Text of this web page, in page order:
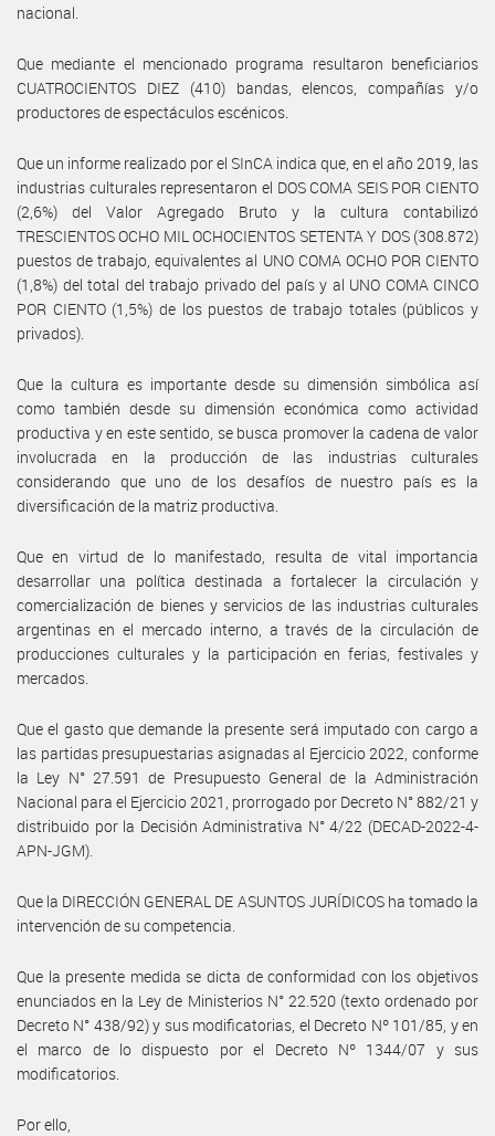
nacional.
Que mediante el mencionado programa resultaron beneficiarios
CUATROCIENTOS DIEZ (410) bandas, elencos, compañías y/o
productores de espectáculos escénicos.
Que un informe realizado por el SInCA indica que, en el año 2019, las
industrias culturales representaron el DOS COMA SEIS POR CIENTO
(2,6%) del Valor Agregado Bruto y la cultura contabilizó
TRESCIENTOS OCHO MIL OCHOCIENTOS SETENTA Y DOS (308.872)
puestos de trabajo, equivalentes al UNO COMA OCHO POR CIENTO
(1,8%) del total del trabajo privado del país y al UNO COMA CINCO
POR CIENTO (1,5%) de los puestos de trabajo totales (públicos y
privados).
Que la cultura es importante desde su dimensión simbólica así
como también desde su dimensión económica como actividad
productiva y en este sentido, se busca promover la cadena de valor
involucrada en la producción de las industrias culturales
considerando que uno de los desafíos de nuestro país es la
diversificación de la matriz productiva.
Que en virtud de lo manifestado, resulta de vital importancia
desarrollar una política destinada a fortalecer la circulación y
comercialización de bienes y servicios de las industrias culturales
argentinas en el mercado interno, a través de la circulación de
producciones culturales y la participación en ferias, festivales y
mercados.
Que el gasto que demande la presente será imputado con cargo a
las partidas presupuestarias asignadas al Ejercicio 2022, conforme
la Ley N° 27.591 de Presupuesto General de la Administración
Nacional para el Ejercicio 2021, prorrogado por Decreto N° 882/21 y
distribuido por la Decisión Administrativa N° 4/22 (DECAD-2022-4-
APN-JGM).
Que la DIRECCIÓN GENERAL DE ASUNTOS JURÍDICOS ha tomado la
intervención de su competencia.
Que la presente medida se dicta de conformidad con los objetivos
enunciados en la Ley de Ministerios N° 22.520 (texto ordenado por
Decreto N° 438/92) y sus modificatorias, el Decreto Nº 101/85, y en
el marco de lo dispuesto por el Decreto Nº 1344/07 y sus
modificatorios.
Por ello,